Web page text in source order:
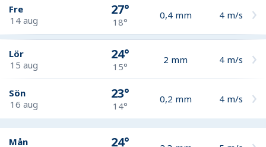
Fre
14 aug
27°
18°
0,4 mm 4 m/s
Lör
15 aug
24°
15°
2 mm 4 m/s
Sön
16 aug
23°
14°
0,2 mm 4 m/s
Mån
24°